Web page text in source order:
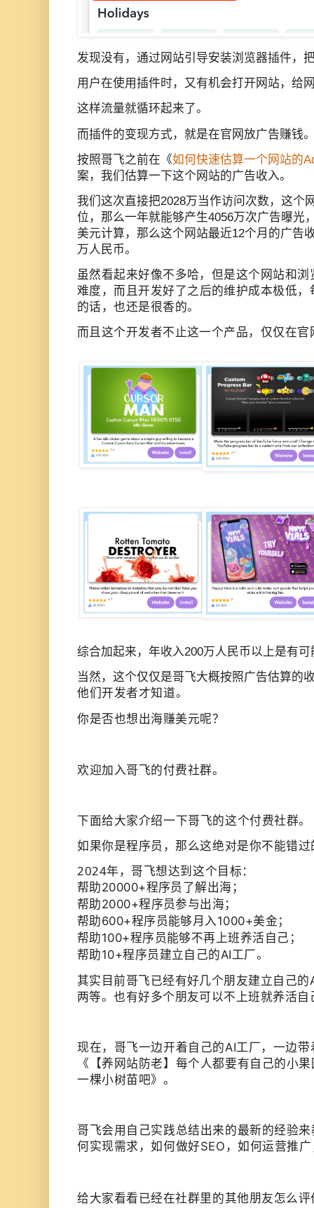
发现没有，通过网站引导安装浏览器插件，
用户在使用插件时，又有机会打开网站，给
这样流量就循环起来了。
而插件的变现方式，就是在官网放广告赚钱
按照哥飞之前在《如何快速估算一个网站的
案，我们估算一下这个网站的广告收入。
我们这次直接把2028万当作访问次数，这个
位，那么一年就能够产生4056万次广告曝光
美元计算，那么这个网站最近12个月的广告
万人民币。
虽然看起来好像不多哈，但是这个网站和浏
难度， 而且开发好了之后的维护成本极低，
的话，也还是很香的。
而且这个开发者不止这一个产品，仅仅在
综合加起来，年收入200万人民币以上是有可
当然，这个仅仅是哥飞大概按照广告估算的
他们开发者才知道。
你是否也想出海赚美元呢？
欢迎加入哥飞的付费社群。
下面给大家介绍一下哥飞的这个付费社群。
如果你是程序员，那么这绝对是你不能错
2024年，哥飞想达到这个目标：
帮助20000+程序员了解出海；
帮助2000+程序员参与出海；
帮助600+程序员能够月入1000+美金；
帮助100+程序员能够不再上班养活自己；
帮助10+程序员建立自己的AI工厂。
其实目前哥飞已经有好几个朋友建立自己
两等。也有好多个朋友可以不上班就养活
现在，哥飞一边开着自己的AI工厂，一边带
《 【养网站防老】每个人都要有自己的小
一棵小树苗吧》。
哥飞会用自己实践总结出来的最新的经验
何实现需求，如何做好SEO，如何运营推
给大家看看已经在社群里的其他朋友怎么